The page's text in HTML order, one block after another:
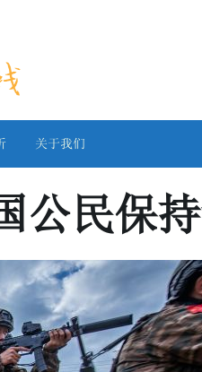
关于我们
公民保